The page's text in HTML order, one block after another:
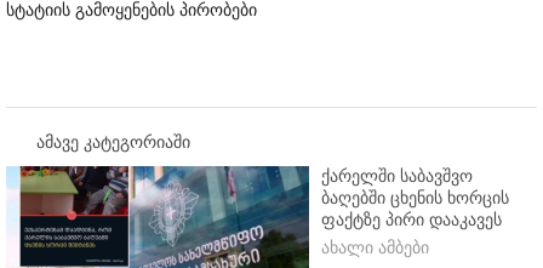
სტატიის გამოყენების პირობები
ამავე კატეგორიაში
ქარელში საბავშვო
ბაღებში ცხენის ხორცის
ფაქტზე პირი დააკავეს
ახალი ამბები